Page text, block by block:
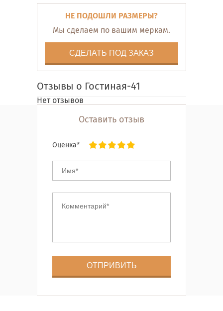
НЕ ПОДОШЛИ РАЗМЕРЫ?
Мы сделаем по вашим меркам.
СДЕЛАТЬ ПОД ЗАКАЗ
Отзывы о Гостиная-41
Нет отзывов
Оставить отзыв
Оценка*